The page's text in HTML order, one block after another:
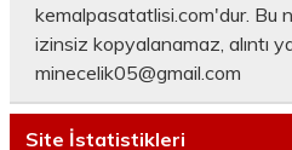
kemalpasatatlisi.com'dur. Bu
izinsiz kopyalanamaz, alıntı
minecelik05@gmail.com
Site İstatistikleri